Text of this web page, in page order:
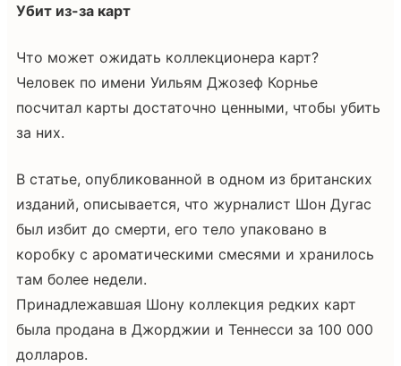
Убит из-за карт
Что может ожидать коллекционера карт?
Человек по имени Уильям Джозеф Корнье
посчитал карты достаточно ценными, чтобы убить
за них.
В статье, опубликованной в одном из британских
изданий, описывается, что журналист Шон Дугас
был избит до смерти, его тело упаковано в
коробку с ароматическими смесями и хранилось
там более недели.
Принадлежавшая Шону коллекция редких карт
была продана в Джорджии и Теннесси за 100 000
долларов.